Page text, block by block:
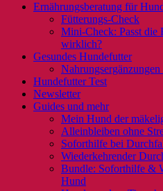
Ernährungsberatung für
Fütterungs-Check
Mini-Check: Passt die
wirklich?
Gesundes Hundefutter
Hundefutter Test
Newsletter
Guides und mehr
Mein Hund der
Alleinbleiben ohne
Soforthilfe bei
Wiederkehrender
Bundle: Soforthilfe &
Hund